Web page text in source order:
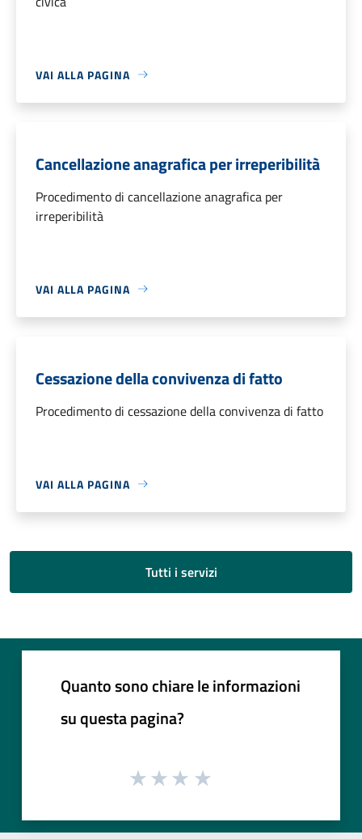
VAI ALLA PAGINA
Cancellazione anagrafica per irreperibilità
Procedimento di cancellazione anagrafica per
irreperibilità
VAI ALLA PAGINA
Cessazione della convivenza di fatto
Procedimento di cessazione della convivenza di fatto
VAI ALLA PAGINA
Tutti i servizi
Quanto sono chiare le informazioni
su questa pagina?